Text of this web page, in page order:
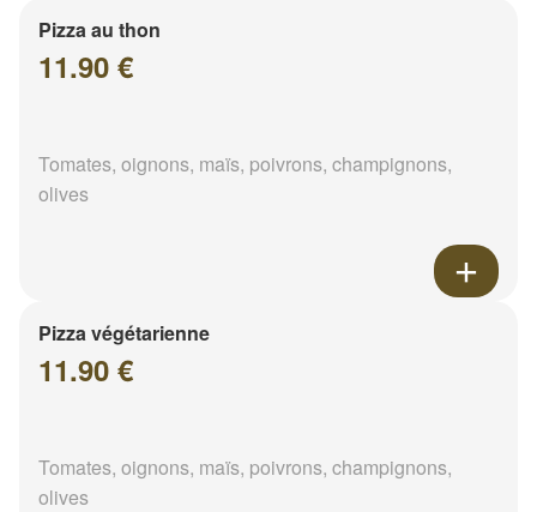
Pizza au thon
11.90 €
Tomates, oignons, maïs, poivrons, champignons,
olives
Pizza végétarienne
11.90 €
Tomates, oignons, maïs, poivrons, champignons,
olives